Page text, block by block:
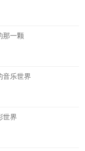
那一颗
音乐世界
世界